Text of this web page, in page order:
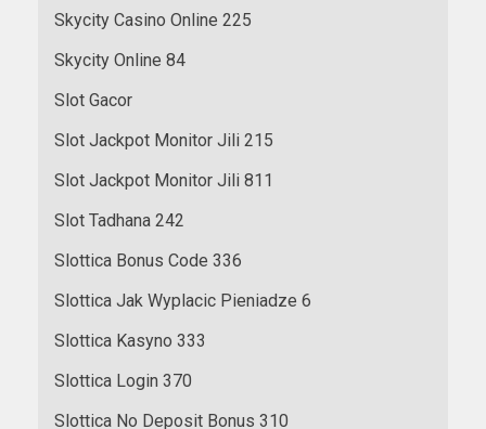
Skycity Casino Online 225
Skycity Online 84
Slot Gacor
Slot Jackpot Monitor Jili 215
Slot Jackpot Monitor Jili 811
Slot Tadhana 242
Slottica Bonus Code 336
Slottica Jak Wyplacic Pieniadze 6
Slottica Kasyno 333
Slottica Login 370
Slottica No Deposit Bonus 310